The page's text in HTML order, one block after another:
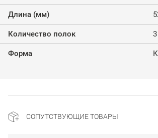
Длина (мм)
Количество полок 3
Форма
СОПУТСТВУЮЩИЕ ТОВАРЫ